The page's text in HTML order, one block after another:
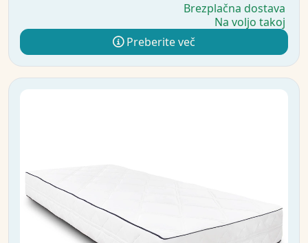
Brezplačna dostava
Na voljo takoj
Preberite več